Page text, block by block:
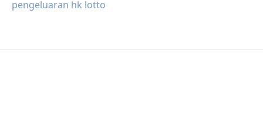
pengeluaran hk lotto